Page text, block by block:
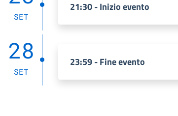
SET
21:30 - Inizio evento
28
SET
23:59 - Fine evento